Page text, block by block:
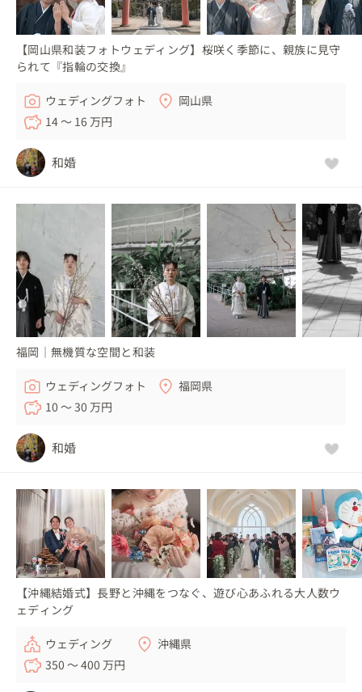
【岡山県和装フォトウェディング】桜咲く季節に、親族に見守
られて『指輪の交換』
ウェディングフォト
岡山県
14 〜 16 万円
和婚
福岡｜無機質な空間と和装
ウェディングフォト
福岡県
10 〜 30 万円
和婚
【沖縄結婚式】長野と沖縄をつなぐ、遊び心あふれる大人数ウ
ェディング
ウェディング
沖縄県
350 〜 400 万円